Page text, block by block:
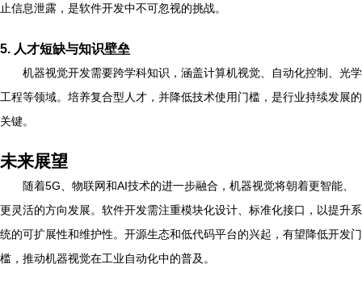
止信息泄露，是软件开发中不可忽视的挑战。
5. 人才短缺与知识壁垒
机器视觉开发需要跨学科知识，涵盖计算机视觉、自动化控制、光学
工程等领域。培养复合型人才，并降低技术使用门槛，是行业持续发展的
关键。
未来展望
随着5G、物联网和AI技术的进一步融合，机器视觉将朝着更智能、
更灵活的方向发展。软件开发需注重模块化设计、标准化接口，以提升系
统的可扩展性和维护性。开源生态和低代码平台的兴起，有望降低开发门
槛，推动机器视觉在工业自动化中的普及。